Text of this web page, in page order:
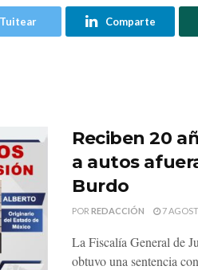
Tuitear Comparte
Reciben 20
a autos
Burdo
POR REDACCIÓN 7
La Fiscalía General de
obtuvo una sentencia